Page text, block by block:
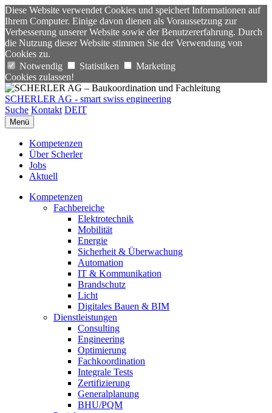
Diese Website verwendet Cookies und speichert Informationen auf
Ihrem Computer. Einige davon dienen als Voraussetzung zur
Verbesserung unserer Website sowie der Benutzererfahrung. Durch
die Nutzung dieser Website stimmen Sie der Verwendung von
Cookies zu.
Notwendig
Statistiken
Marketing
Cookies zulassen!
SCHERLER AG - smart swiss engineering
Suche Kontakt DEIT
Menü
Kompetenzen
Über Scherler
Jobs
Aktuell
Kompetenzen
Fachbereiche
Elektrotechnik
Mobilität
Energie
Sicherheit & Überwachung
Automation
IT & Kommunikation
Brandschutz
Licht
Digitales Bauen & BIM
Dienstleistungen
Consulting
Engineering
Optimierung
Fachkoordination
Integrale Tests
Zertifizierung
Generalplanung
BHU/PQM